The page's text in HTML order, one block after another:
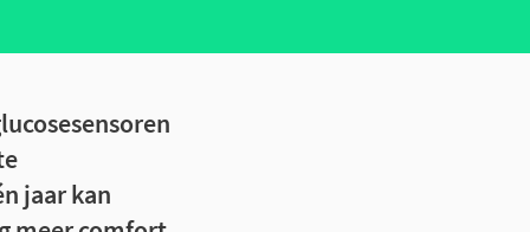
jaar kan